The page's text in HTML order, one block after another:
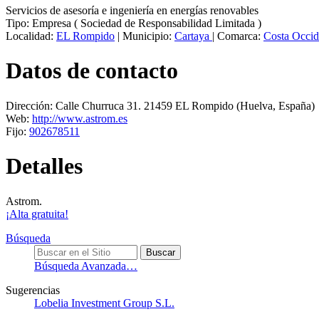
Servicios de asesoría e ingeniería en energías renovables
Tipo: Empresa ( Sociedad de Responsabilidad Limitada )
Localidad: EL Rompido | Municipio: Cartaya | Comarca: Costa
Datos de contacto
Dirección: Calle Churruca 31 . 21459 EL Rompido (Huelva, España)
Web: http://www.astrom.es
Fijo: 902678511
Detalles
Astrom.
¡Alta gratuita!
Búsqueda
Búsqueda Avanzada…
Sugerencias
Lobelia Investment Group S.L.